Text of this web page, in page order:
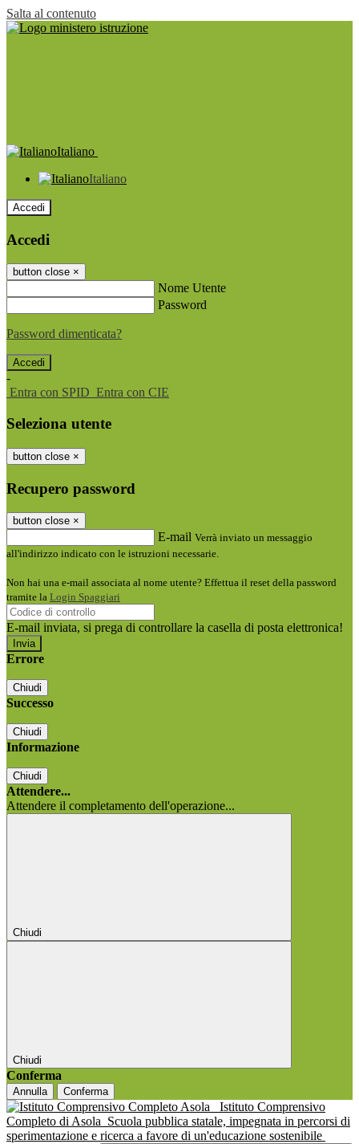
Salta al contenuto
Italiano
Italiano
Accedi
Accedi
button close ×
Nome Utente
Password
Password dimenticata?
-
Entra con SPID Entra con CIE
Seleziona utente
button close ×
Recupero password
button close ×
E-mail Verrà inviato un messaggio
all'indirizzo indicato con le istruzioni necessarie.
Non hai una e-mail associata al nome utente? Effettua il reset della password
tramite la Login Spaggiari
E-mail inviata, si prega di controllare la casella di posta elettronica!
Errore
Chiudi
Successo
Chiudi
Informazione
Chiudi
Attendere...
Attendere il completamento dell'operazione...
Chiudi
Chiudi
Conferma
Annulla Conferma
Istituto Comprensivo
Completo di Asola Scuola pubblica statale, impegnata in percorsi di
sperimentazione e ricerca a favore di un'educazione sostenibile